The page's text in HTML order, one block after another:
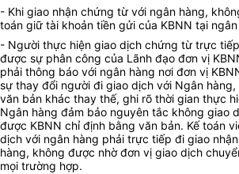
- Khi giao nhận chứng từ với ngân hàng,
toán giữ tài khoản tiền gửi của KBNN tại
- Người thực hiện giao dịch chứng từ trực
được sự phân công của Lãnh đạo đơn vị
phải thông báo với ngân hàng nơi đơn vị
sự thay đổi người đi giao dịch với Ngân
văn bản khác thay thế, ghi rõ thời gian thực
Ngân hàng đảm bảo nguyên tắc không giao
được KBNN chỉ định bằng văn bản. Kế toán
dịch với ngân hàng phải trực tiếp đi giao
hàng, không được nhờ đơn vị giao dịch
mọi trường hợp.